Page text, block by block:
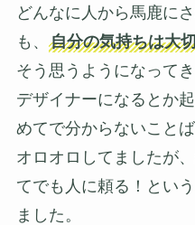
どんなに人から馬鹿に
も、 自分の気持ちは大
そう思うようになってき
デザイナーになるとか
めてで分からないことば
オロオロしてましたが
てでも人に頼る！とい
ました。